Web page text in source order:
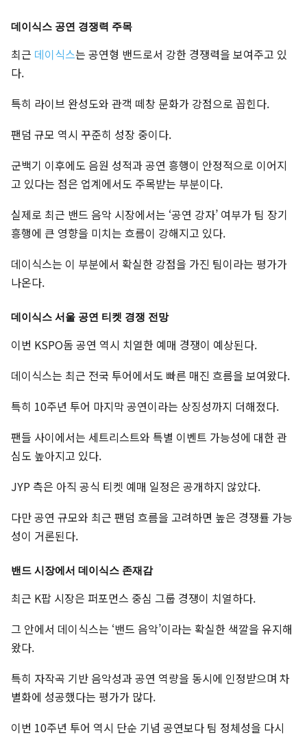
데이식스 공연 경쟁력 주목
최근 데이식스는 공연형 밴드로서 강한 경쟁력을 보여주고 있
다.
특히 라이브 완성도와 관객 떼창 문화가 강점으로 꼽힌다.
팬덤 규모 역시 꾸준히 성장 중이다.
군백기 이후에도 음원 성적과 공연 흥행이 안정적으로 이어지
고 있다는 점은 업계에서도 주목받는 부분이다.
실제로 최근 밴드 음악 시장에서는 ‘공연 강자’ 여부가 팀 장기
흥행에 큰 영향을 미치는 흐름이 강해지고 있다.
데이식스는 이 부분에서 확실한 강점을 가진 팀이라는 평가가
나온다.
데이식스 서울 공연 티켓 경쟁 전망
이번 KSPO돔 공연 역시 치열한 예매 경쟁이 예상된다.
데이식스는 최근 전국 투어에서도 빠른 매진 흐름을 보여왔다.
특히 10주년 투어 마지막 공연이라는 상징성까지 더해졌다.
팬들 사이에서는 세트리스트와 특별 이벤트 가능성에 대한 관
심도 높아지고 있다.
JYP 측은 아직 공식 티켓 예매 일정은 공개하지 않았다.
다만 공연 규모와 최근 팬덤 흐름을 고려하면 높은 경쟁률 가능
성이 거론된다.
밴드 시장에서 데이식스 존재감
최근 K팝 시장은 퍼포먼스 중심 그룹 경쟁이 치열하다.
그 안에서 데이식스는 ‘밴드 음악’이라는 확실한 색깔을 유지해
왔다.
특히 자작곡 기반 음악성과 공연 역량을 동시에 인정받으며 차
별화에 성공했다는 평가가 많다.
이번 10주년 투어 역시 단순 기념 공연보다 팀 정체성을 다시